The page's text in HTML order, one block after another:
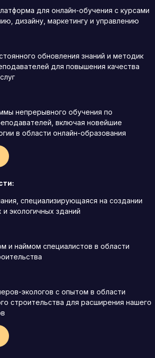
для онлайн-обучения с курсами
дизайну, маркетингу и управлению
обновления знаний и методик
для повышения качества
непрерывного обучения по
включая новейшие
в области онлайн-образования
специализирующаяся на создании
экологичных зданий
и наймом специалистов в области
экологов с опытом в области
строительства для расширения нашего